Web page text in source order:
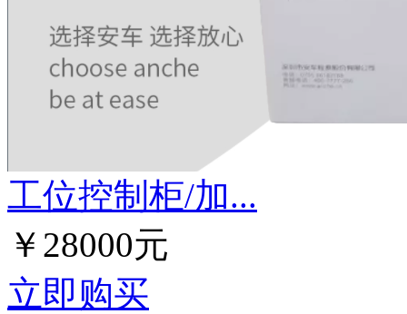
工位控制柜/加...
￥28000元
立即购买